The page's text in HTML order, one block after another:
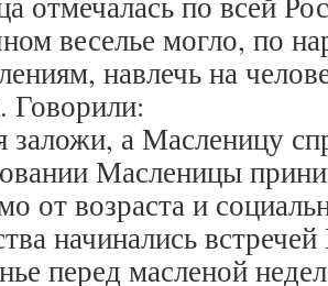
веселье могло, по
навлечь на
Говорили:
заложи, а Масленицу
Масленицы
от возраста и
начинались
перед масленой